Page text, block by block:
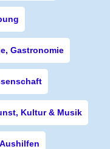
Gastronomie
Kultur & Musik